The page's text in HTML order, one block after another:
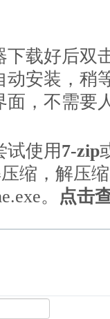
下载好后双
安装，稍
面，不需要
试使用7-zip
压缩，解压
。
点击